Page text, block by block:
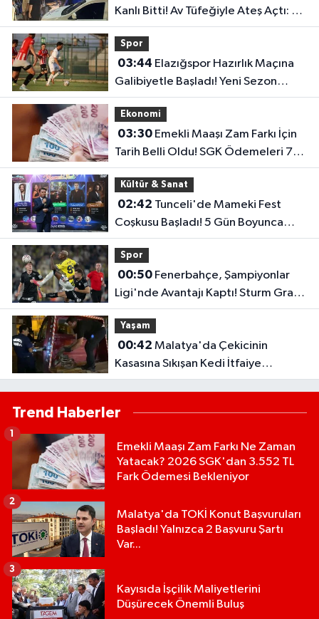
Kanlı Bitti! Av Tüfeğiyle Ateş Açtı: 1
Ölü, 1 Yaralı
Spor
03:44
Galibiyetle Başladı! Yeni Sezon
Öncesi Umut Veren Performans
Ekonomi
03:30Emekli Maaşı Zam Farkı İçin
Tarih Belli Oldu! SGK Ödemeleri 7
Ağustos'ta Başlıyor
Kültür & Sanat
02:42
Coşkusu Başladı! 5 Gün Boyunca
Etkinlikler Düzenlenecek
Spor
00:50Fenerbahçe, Şampiyonlar
Ligi'nde Avantajı Kaptı! Sturm Graz'ı
2-0 Mağlup Etti
Yaşam
00:42
Kasasına Sıkışan Kedi İtfaiye
Ekiplerince Kurtarıldı
Trend Haberler
Emekli Maaşı Zam Farkı Ne Zaman
Yatacak? 2026 SGK'dan 3.552 TL
Fark Ödemesi Bekleniyor
1
Malatya'da TOKİ Konut Başvuruları
Başladı! Yalnızca 2 Başvuru Şartı
Var...
2
Kayısıda İşçilik Maliyetlerini
Düşürecek Önemli Buluş
3